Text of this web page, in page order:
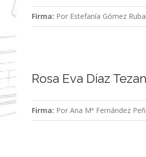
Firma: Por Estefanía Gómez
Rosa Eva Díaz
Firma: Por Ana Mª Fernández